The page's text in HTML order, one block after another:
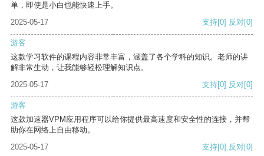
单，即使是小白也能快速上手。
2025-05-17
支持[0] 反对[0]
游客
这款学习软件的课程内容非常丰富，涵盖了各个学科的知识。老师的讲
解非常生动，让我能够轻松理解知识点。
2025-05-17
支持[0] 反对[0]
游客
这款加速器VPM应用程序可以给你提供最高速度和安全性的连接，并帮
助你在网络上自由移动。
2025-05-17
支持[0] 反对[0]